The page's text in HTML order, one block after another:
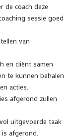
de coach deze
sessie goed
van
en cliënt samen
te kunnen behalen
acties.
afgerond zullen
uitgevoerde taak
afgerond.